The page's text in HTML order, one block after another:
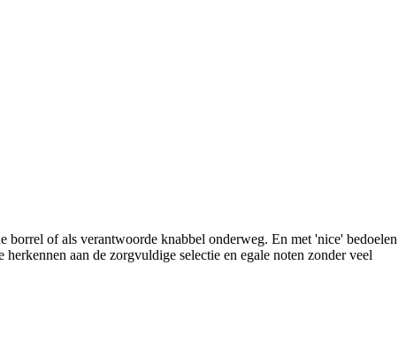
borrel of als verantwoorde knabbel onderweg. En met 'nice' bedoelen
aan de zorgvuldige selectie en egale noten zonder veel